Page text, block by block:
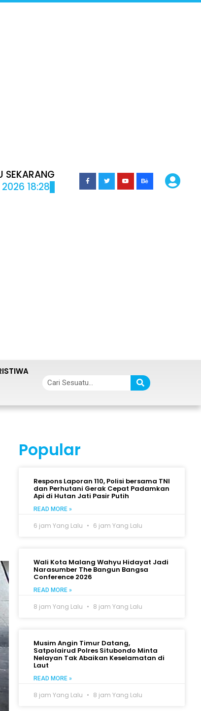
SEKARANG
2026 18:28
Popular
Respons Laporan 110, Polisi bersama TNI
dan Perhutani Gerak Cepat Padamkan
Api di Hutan Jati Pasir Putih
READ MORE »
6 jam Yang Lalu 6 jam Yang Lalu
Wali Kota Malang Wahyu Hidayat Jadi
Narasumber The Bangun Bangsa
Conference 2026
READ MORE »
8 jam Yang Lalu 8 jam Yang Lalu
Musim Angin Timur Datang,
Satpolairud Polres Situbondo Minta
Nelayan Tak Abaikan Keselamatan di
Laut
READ MORE »
8 jam Yang Lalu 8 jam Yang Lalu